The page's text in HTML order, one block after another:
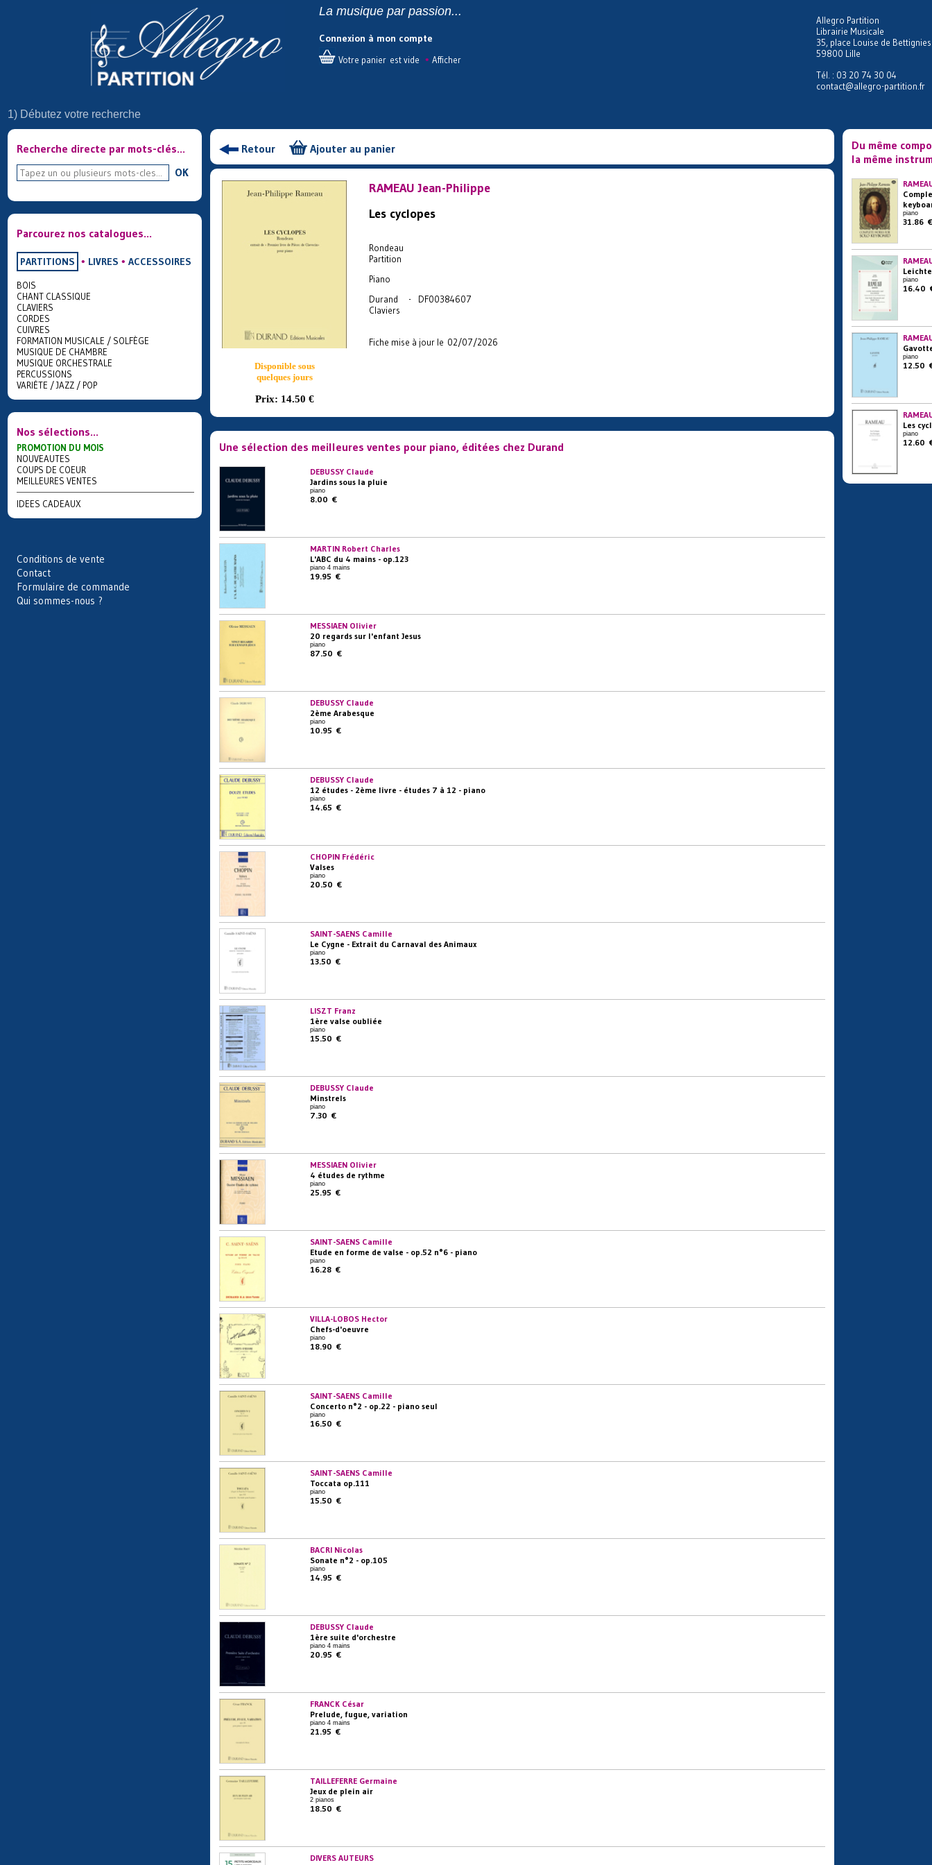
La musique par passion...
Connexion à mon compte
Votre panier est vide • Afficher
Allegro Partition
Librairie Musicale
35, place Louise de Bettignies
59800 Lille
Tél. : 03 20 74 30 04
contact@allegro-partition.fr
1) Débutez votre recherche
Recherche directe par mots-clés...
OK
Parcourez nos catalogues...
PARTITIONS • LIVRES • ACCESSOIRES
BOIS
CHANT CLASSIQUE
CLAVIERS
CORDES
CUIVRES
FORMATION MUSICALE / SOLFÈGE
MUSIQUE DE CHAMBRE
MUSIQUE ORCHESTRALE
PERCUSSIONS
VARIÉTE / JAZZ / POP
Nos sélections...
PROMOTION DU MOIS
NOUVEAUTES
COUPS DE COEUR
MEILLEURES VENTES
IDEES CADEAUX
Conditions de vente
Contact
Formulaire de commande
Qui sommes-nous ?
Retour Ajouter au panier
Disponible sous
quelques jours
Prix: 14.50 €
RAMEAU Jean-Philippe
Les cyclopes
Rondeau
Partition
Piano
Durand - DF00384607
Claviers
Fiche mise à jour le 02/07/2026
Une sélection des meilleures ventes pour piano, éditées chez Durand
DEBUSSY Claude
Jardins sous la pluie
piano
8.00 €
MARTIN Robert Charles
L'ABC du 4 mains - op.123
piano 4 mains
19.95 €
MESSIAEN Olivier
20 regards sur l'enfant Jesus
piano
87.50 €
DEBUSSY Claude
2ème Arabesque
piano
10.95 €
DEBUSSY Claude
12 études - 2ème livre - études 7 à 12 - piano
piano
14.65 €
CHOPIN Frédéric
Valses
piano
20.50 €
SAINT-SAENS Camille
Le Cygne - Extrait du Carnaval des Animaux
piano
13.50 €
LISZT Franz
1ère valse oubliée
piano
15.50 €
DEBUSSY Claude
Minstrels
piano
7.30 €
MESSIAEN Olivier
4 études de rythme
piano
25.95 €
SAINT-SAENS Camille
Etude en forme de valse - op.52 n°6 - piano
piano
16.28 €
VILLA-LOBOS Hector
Chefs-d'oeuvre
piano
18.90 €
SAINT-SAENS Camille
Concerto n°2 - op.22 - piano seul
piano
16.50 €
SAINT-SAENS Camille
Toccata op.111
piano
15.50 €
BACRI Nicolas
Sonate n°2 - op.105
piano
14.95 €
DEBUSSY Claude
1ère suite d'orchestre
piano 4 mains
20.95 €
FRANCK César
Prelude, fugue, variation
piano 4 mains
21.95 €
TAILLEFERRE Germaine
Jeux de plein air
2 pianos
18.50 €
DIVERS AUTEURS
Du même
la même
piano
31.86 €
piano
16.40
piano
12.50
Les
piano
12.60